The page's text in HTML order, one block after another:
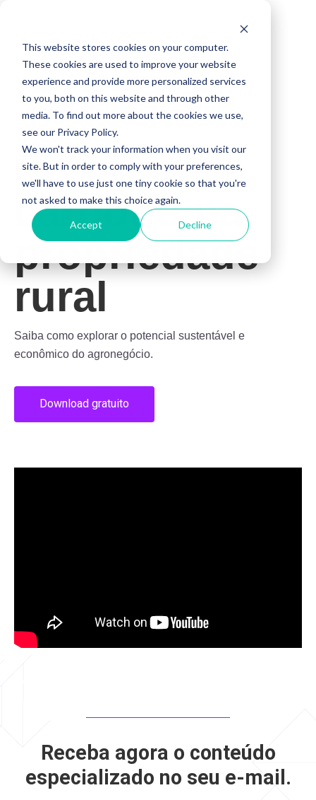
This website stores cookies on your computer.
These cookies are used to improve your website
experience and provide more personalized services
to you, both on this website and through other
media. To find out more about the cookies we use,
see our Privacy Policy.
We won't track your information when you visit our
site. But in order to comply with your preferences,
we'll have to use just one tiny cookie so that you're
not asked to make this choice again.
Accept Decline
Créditos de
carbono na
propriedade
rural
Saiba como explorar o potencial sustentável e
econômico do agronegócio.
Download gratuito
Receba agora o conteúdo
especializado no seu e-mail.